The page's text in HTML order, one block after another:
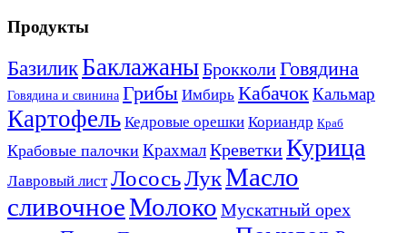
Продукты
БазиликБаклажаныБрокколиГовядина
Говядина и свинина Грибы Имбирь КабачокКальмар
Картофель Кедровые орешки Кориандр Краб
Крабовые палочки КрахмалКреветкиКурица
Лавровый лист ЛососьЛукМасло
сливочноеМолоко Мускатный орех